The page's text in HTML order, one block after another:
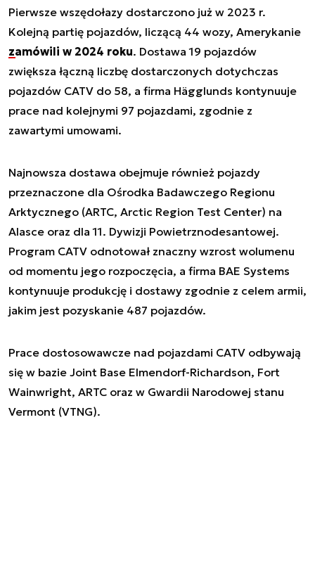
Pierwsze wszędołazy dostarczono już w 2023 r.
Kolejną partię pojazdów, liczącą 44 wozy, Amerykanie
zamówili w 2024 roku. Dostawa 19 pojazdów
zwiększa łączną liczbę dostarczonych dotychczas
pojazdów CATV do 58, a firma Hägglunds kontynuuje
prace nad kolejnymi 97 pojazdami, zgodnie z
zawartymi umowami.
Najnowsza dostawa obejmuje również pojazdy
przeznaczone dla Ośrodka Badawczego Regionu
Arktycznego (ARTC, Arctic Region Test Center) na
Alasce oraz dla 11. Dywizji Powietrznodesantowej.
Program CATV odnotował znaczny wzrost wolumenu
od momentu jego rozpoczęcia, a firma BAE Systems
kontynuuje produkcję i dostawy zgodnie z celem armii,
jakim jest pozyskanie 487 pojazdów.
Prace dostosowawcze nad pojazdami CATV odbywają
się w bazie Joint Base Elmendorf-Richardson, Fort
Wainwright, ARTC oraz w Gwardii Narodowej stanu
Vermont (VTNG).